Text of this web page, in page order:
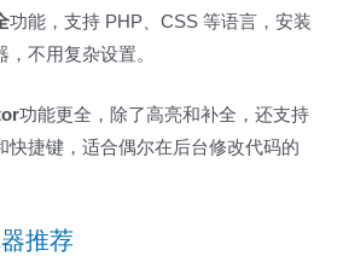
功能，支持 PHP、CSS 等语言，安装
不用复杂设置。
功能更全，除了高亮和补全，还支持
快捷键，适合偶尔在后台修改代码的
推荐